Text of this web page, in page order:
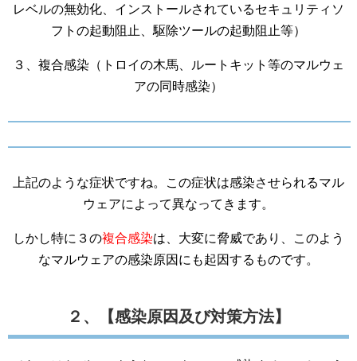
レベルの無効化、インストールされているセキュリティソ
フトの起動阻止、駆除ツールの起動阻止等）
３、複合感染（トロイの木馬、ルートキット等のマルウェ
アの同時感染）
上記のような症状ですね。この症状は感染させられるマル
ウェアによって異なってきます。
しかし特に３の複合感染は、大変に脅威であり、このよう
なマルウェアの感染原因にも起因するものです。
２、【感染原因及び対策方法】